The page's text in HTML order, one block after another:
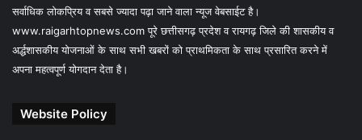
सर्वाधिक लोकप्रिय व सबसे ज्यादा पढ़ा जाने वाला न्यूज वेबसाईट है।
www.raigarhtopnews.com पूरे छत्तीसगढ़ प्रदेश व रायगढ़ जिले की शासकीय व
अर्द्धशासकीय योजनाओं के साथ सभी खबरों को प्राथमिकता के साथ प्रसारित करने में
अपना महत्वपूर्ण योगदान देता है।
Website Policy